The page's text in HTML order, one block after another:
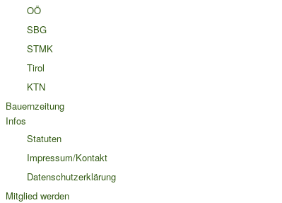
OÖ
SBG
STMK
Tirol
KTN
Bauernzeitung
Infos
Statuten
Impressum/Kontakt
Datenschutzerklärung
Mitglied werden